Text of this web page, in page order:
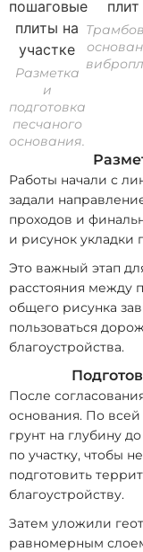
Разметка
и
подготовка
песчаного
основания.
Работы начали с
задали
проходов и
и рисунок укладки
Это важный этап
расстояния между
общего рисунка
пользоваться
благоустройства.
После
основания. По
грунт на глубину
по участку, чтобы
подготовить
благоустройству.
Затем уложили
равномерным